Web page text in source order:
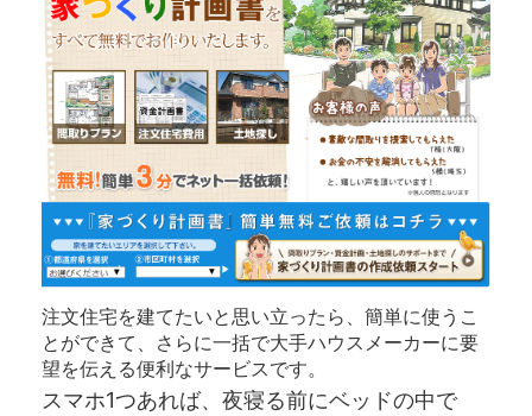
注文住宅を建てたいと思い立ったら、簡単に使うこ
とができて、さらに一括で大手ハウスメーカーに要
望を伝える便利なサービスです。
スマホ1つあれば、夜寝る前にベッドの中で